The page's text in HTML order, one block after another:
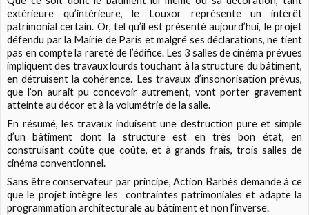
extérieure qu’intérieure, le Louxor représente un intérêt
patrimonial certain. Or, tel qu’il est présenté aujourd’hui, le projet
défendu par la Mairie de Paris et malgré ses déclarations, ne tient
pas en compte la rareté de l’édifice. Les 3 salles de cinéma prévues
impliquent des travaux lourds touchant à la structure du bâtiment,
en détruisent la cohérence. Les travaux d’insonorisation prévus,
que l’on aurait pu concevoir autrement, vont porter gravement
atteinte au décor et à la volumétrie de la salle.
En résumé, les travaux induisent une destruction pure et simple
d’un bâtiment dont la structure est en très bon état, en
construisant coûte que coûte, et à grands frais, trois salles de
cinéma conventionnel.
Sans être conservateur par principe, Action Barbès demande à ce
que le projet intègre les contraintes patrimoniales et adapte la
programmation architecturale au bâtiment et non l’inverse.